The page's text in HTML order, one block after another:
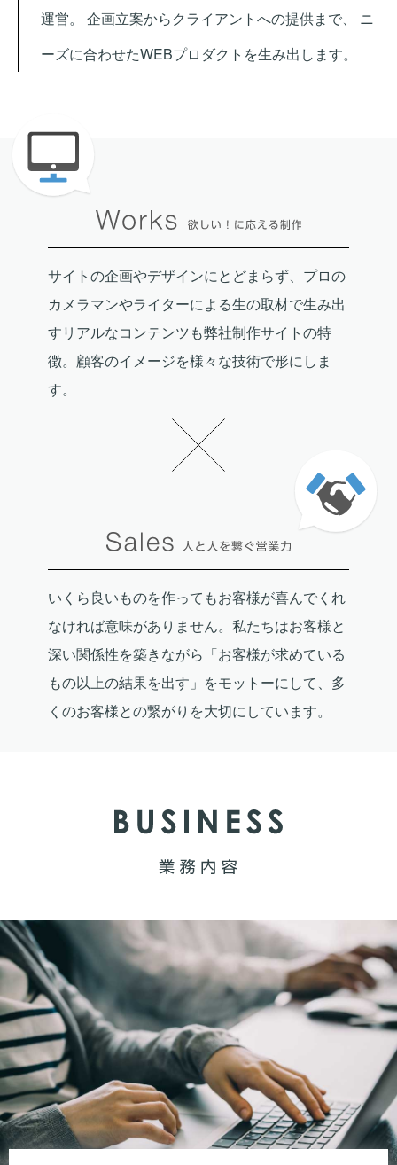
運営。
企画立案からクライアントへの提供まで、
ニ
ーズに合わせたWEBプロダクトを生み出します。
サイトの企画やデザインにとどまらず、プロの
カメラマンやライターによる生の取材で生み出
すリアルなコンテンツも弊社制作サイトの特
徴。顧客のイメージを様々な技術で形にしま
す。
いくら良いものを作ってもお客様が喜んでくれ
なければ意味がありません。私たちはお客様と
深い関係性を築きながら「お客様が求めている
もの以上の結果を出す」をモットーにして、多
くのお客様との繋がりを大切にしています。